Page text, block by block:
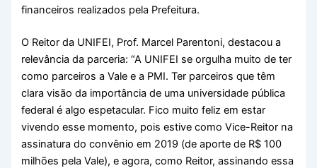
financeiros realizados pela Prefeitura.
O Reitor da UNIFEI, Prof. Marcel Parentoni, destacou a
relevância da parceria: “A UNIFEI se orgulha muito de ter
como parceiros a Vale e a PMI. Ter parceiros que têm
clara visão da importância de uma universidade pública
federal é algo espetacular. Fico muito feliz em estar
vivendo esse momento, pois estive como Vice-Reitor na
assinatura do convênio em 2019 (de aporte de R$ 100
milhões pela Vale), e agora, como Reitor, assinando essa